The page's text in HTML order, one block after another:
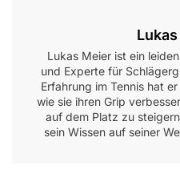
Lukas Meier ist ein
und Experte für
Erfahrung im Tennis hat
wie sie ihren Grip
auf dem Platz zu
sein Wissen auf seiner